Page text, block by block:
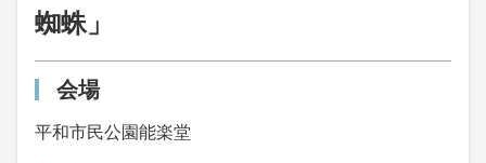
蜘蛛」
会場
平和市民公園能楽堂